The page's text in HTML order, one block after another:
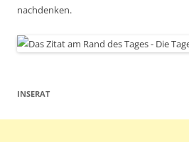
nachdenken.
INSERAT